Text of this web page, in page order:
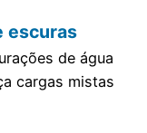
escuras
de água
cargas mistas